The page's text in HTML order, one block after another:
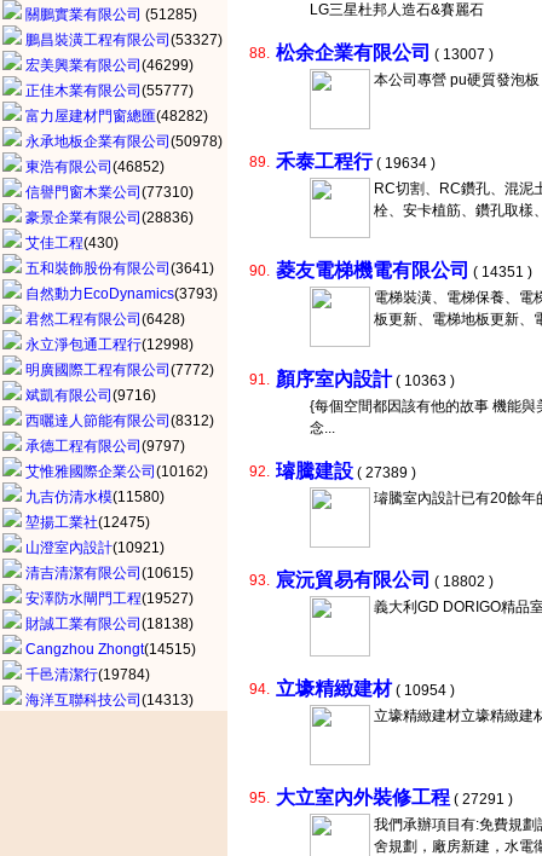
關鵬實業有限公司 (51285)
鵬昌裝潢工程有限公司 (53327)
宏美興業有限公司 (46299)
正佳木業有限公司 (55777)
富力屋建材門窗總匯(48282)
永承地板企業有限公司 (50978)
東浩有限公司 (46852)
信譽門窗木業公司 (77310)
豪景企業有限公司 (28836)
艾佳工程(430)
五和裝飾股份有限公司 (3641)
自然動力EcoDynamics(3793)
君然工程有限公司 (6428)
永立淨包通工程行(12998)
明廣國際工程有限公司 (7772)
斌凱有限公司 (9716)
西曬達人節能有限公司 (8312)
承德工程有限公司 (9797)
艾惟雅國際企業公司 (10162)
九吉仿清水模(11580)
堃揚工業社(12475)
山澄室內設計(10921)
清吉清潔有限公司 (10615)
安澤防水閘門工程(19527)
財誠工業有限公司 (18138)
Cangzhou Zhongt(14515)
千邑清潔行(19784)
海洋互聯科技公司 (14313)
LG三星杜邦人造石&賽麗石
88. 松余企業有限公司 ( 13007 )
本公司專營 pu硬質發泡板
89. 禾泰工程行( 19634 )
RC切割、RC鑽孔、混泥
栓、安卡植筋、鑽孔取樣
90. 菱友電梯機電有限公司 ( 14351 )
電梯裝潢、電梯保養、電
板更新、電梯地板更新、
91. 顏序室內設計( 10363 )
{每個空間都因該有他的故事 機能
念...
92. 璿騰建設 ( 27389 )
璿騰室內設計已有20餘年
93. 宸沅貿易有限公司 ( 18802 )
義大利GD DORIGO精品
94. 立壕精緻建材 ( 10954 )
立壕精緻建材立壕精緻建
95. 大立室內外裝修工程 ( 27291 )
我們承辦項目有:免費規
舍規劃，廠房新建，水電